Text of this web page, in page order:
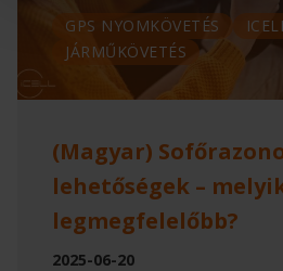
GPS NYOMKÖVETÉS
JÁRMŰKÖVETÉS
(Magyar)
lehetőségek –
legmegfelelőbb?
2025-06-20